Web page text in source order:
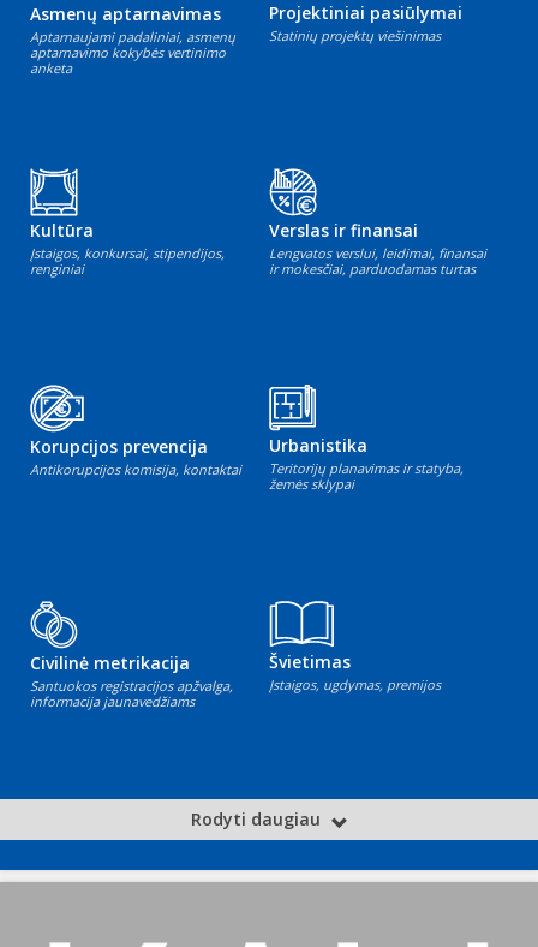
Asmenų aptarnavimas
Aptarnaujami padaliniai, asmenų
aptarnavimo kokybės vertinimo
anketa
Projektiniai pasiūlymai
Statinių projektų viešinimas
Kultūra
Įstaigos, konkursai, stipendijos,
renginiai
Verslas ir finansai
Lengvatos verslui, leidimai, finansai
ir mokesčiai, parduodamas turtas
Korupcijos prevencija
Antikorupcijos komisija, kontaktai
Urbanistika
Teritorijų planavimas ir statyba,
žemės sklypai
Civilinė metrikacija
Santuokos registracijos apžvalga,
informacija jaunavedžiams
Švietimas
Įstaigos, ugdymas, premijos
Rodyti daugiau